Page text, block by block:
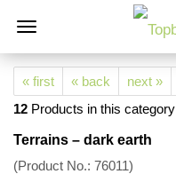
« first « back next »
12 Products in this category
Terrains – dark earth
(Product No.: 76011)